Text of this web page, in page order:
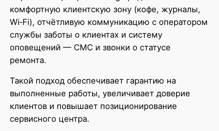
комфортную клиентскую зону (кофе, журналы,
Wi‑Fi), отчётливую коммуникацию с оператором
службы заботы о клиентах и систему
оповещений — СМС и звонки о статусе
ремонта.
Такой подход обеспечивает гарантию на
выполненные работы, увеличивает доверие
клиентов и повышает позиционирование
сервисного центра.